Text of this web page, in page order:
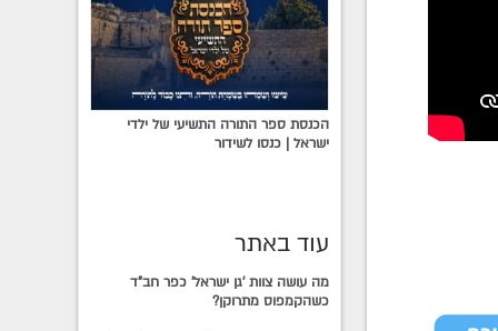
הכנסת ספר התורה התשיעי של ילדי
ישראל | כנסו לשידור
עוד באתר
מה עושה צוות 'גן ישראל' כפר חב"ד
כשהקמפוס מתרוקן?